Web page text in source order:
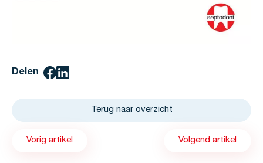
Delen
Terug naar overzicht
Vorig artikel Volgend artikel